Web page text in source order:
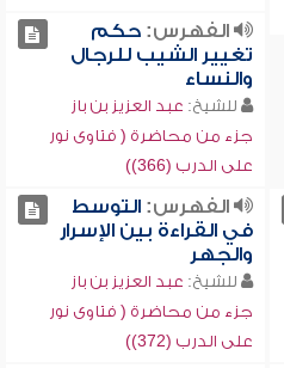
الفهرس:حكم
تغيير الشيب للرجال
والنساء
للشيخ: عبد العزيز بن باز
جزء من محاضرة ( فتاوى نور
على الدرب (366))
الفهرس:التوسط
في القراءة بين الإسرار
والجهر
للشيخ: عبد العزيز بن باز
جزء من محاضرة ( فتاوى نور
على الدرب (372))